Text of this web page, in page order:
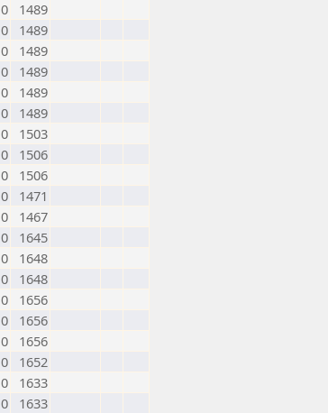
0
1489
0
1489
0
1489
0
1489
0
1489
0
1489
0
1503
0
1506
0
1506
0
1471
0
1467
0
1645
0
1648
0
1648
0
1656
0
1656
0
1656
0
1652
0
1633
0 1633